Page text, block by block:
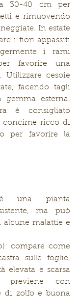
30-40 cm per
e rimuovendo
In estate
i fiori appassiti
i rami
favorire una
Utilizzare cesoie
facendo tagli
gemma esterna.
è consigliato
concime ricco di
per favorire la
una pianta
ma può
alcune malattie e
compare come
sulle foglie,
elevata e scarsa
previene con
di zolfo e buona